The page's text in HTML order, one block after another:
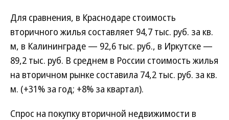
Для сравнения, в Краснодаре стоимость
вторичного жилья составляет 94,7 тыс. руб. за кв.
м, в Калининграде — 92,6 тыс. руб., в Иркутске —
89,2 тыс. руб. В среднем в России стоимость жилья
на вторичном рынке составила 74,2 тыс. руб. за кв.
м. (+31% за год; +8% за квартал).
Спрос на покупку вторичной недвижимости в